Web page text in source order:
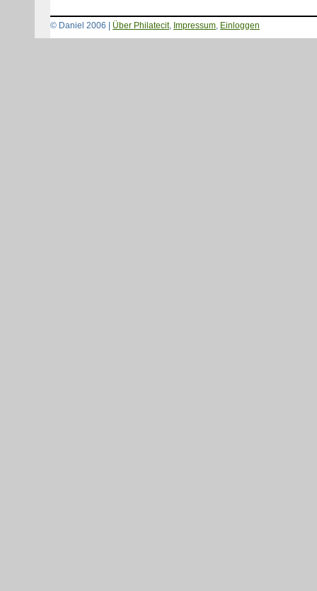
© Daniel 2006 | Über Philatecit, Impressum, Einloggen